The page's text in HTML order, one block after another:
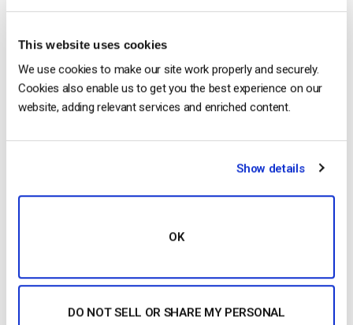
This website uses cookies
We use cookies to make our site work properly and securely.
Cookies also enable us to get you the best experience on our
website, adding relevant services and enriched content.
Show details
OK
DO NOT SELL OR SHARE MY PERSONAL
mercato conflittuale dello streaming che esisteva diversi anni
fa.